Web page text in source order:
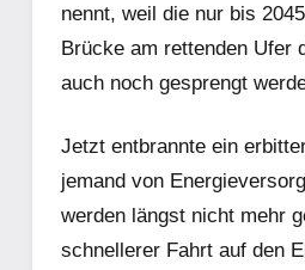
nennt, weil die nur bis
Brücke am rettenden Ufer
auch noch gesprengt
Jetzt entbrannte ein
jemand von
werden längst nicht mehr
schnellerer Fahrt auf den